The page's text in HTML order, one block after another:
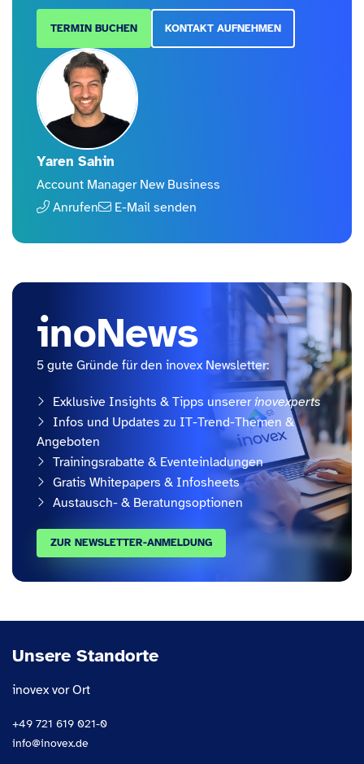
TERMIN BUCHEN KONTAKT AUFNEHMEN
Yaren Sahin
Account Manager New Business
Anrufen
E-Mail senden
inoNews
5 gute Gründe für den inovex Newsletter:
Exklusive Insights & Tipps unserer inovexperts
Infos und Updates zu IT-Trend-Themen &
Angeboten
Trainingsrabatte & Eventeinladungen
Gratis Whitepapers & Infosheets
Austausch- & Beratungsoptionen
ZUR NEWSLETTER-ANMELDUNG
Unsere Standorte
inovex vor Ort
+49 721 619 021-0
info@inovex.de